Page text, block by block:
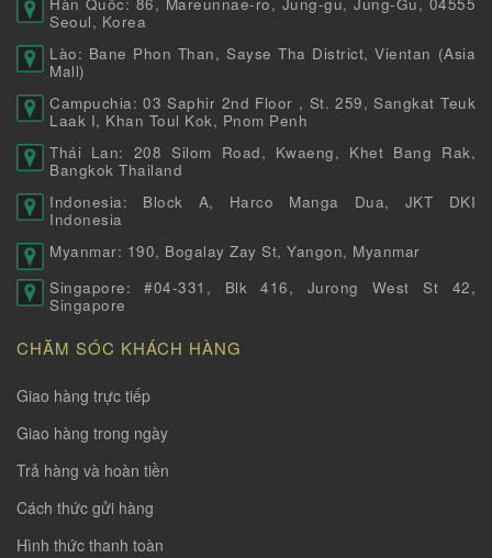
Seoul, Korea
Lào: Bane Phon Than, Sayse Tha District, Vientan (Asia
Mall)
Campuchia: 03 Saphir 2nd Floor , St. 259, Sangkat Teuk
Laak I, Khan Toul Kok, Pnom Penh
Thái Lan: 208 Silom Road, Kwaeng, Khet Bang Rak,
Bangkok Thailand
Indonesia: Block A, Harco Manga Dua, JKT DKI
Indonesia
Myanmar: 190, Bogalay Zay St, Yangon, Myanmar
Singapore: #04-331, Blk 416, Jurong West St 42,
Singapore
CHĂM SÓC KHÁCH HÀNG
Giao hàng trực tiếp
Giao hàng trong ngày
Trả hàng và hoàn tiền
Cách thức gửi hàng
Hình thức thanh toàn